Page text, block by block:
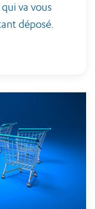
va vous
déposé.